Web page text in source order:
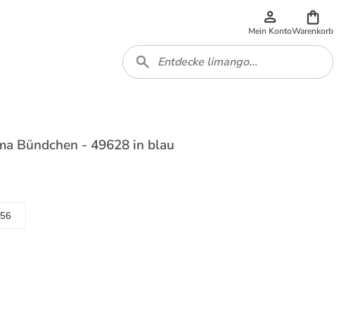
Mein KontoWarenkorb
Bündchen - 49628 in blau
56